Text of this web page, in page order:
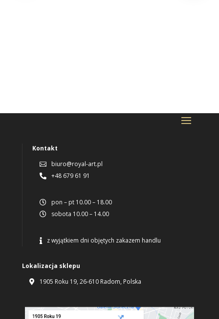
Kontakt
 biuro@royal-art.pl
 +48 679 61 91
 pon – pt 10.00 – 18.00
 sobota 10.00 – 14.00
 z wyjątkiem dni objętych zakazem handlu
Lokalizacja sklepu
 1905 Roku 19, 26-610 Radom, Polska